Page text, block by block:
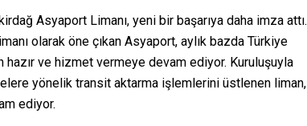
Asyaport Limanı, yeni bir başarıya daha imza attı.
olarak öne çıkan Asyaport, aylık bazda Türkiye
hazır ve hizmet vermeye devam ediyor. Kuruluşuyla
yönelik transit aktarma işlemlerini üstlenen liman,
ediyor.